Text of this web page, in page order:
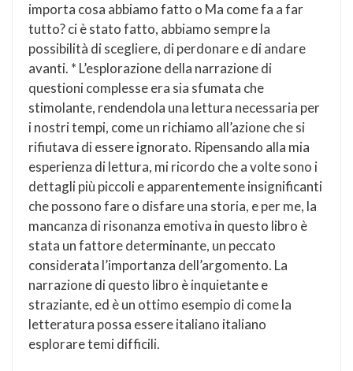
importa cosa abbiamo fatto o Ma come fa a far
tutto? ci è stato fatto, abbiamo sempre la
possibilità di scegliere, di perdonare e di andare
avanti. * L’esplorazione della narrazione di
questioni complesse era sia sfumata che
stimolante, rendendola una lettura necessaria per
i nostri tempi, come un richiamo all’azione che si
rifiutava di essere ignorato. Ripensando alla mia
esperienza di lettura, mi ricordo che a volte sono i
dettagli più piccoli e apparentemente insignificanti
che possono fare o disfare una storia, e per me, la
mancanza di risonanza emotiva in questo libro è
stata un fattore determinante, un peccato
considerata l’importanza dell’argomento. La
narrazione di questo libro è inquietante e
straziante, ed è un ottimo esempio di come la
letteratura possa essere italiano italiano
esplorare temi difficili.